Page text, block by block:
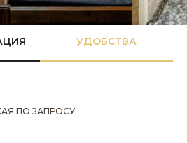
УДОБСТВА
ПО ЗАПРОСУ